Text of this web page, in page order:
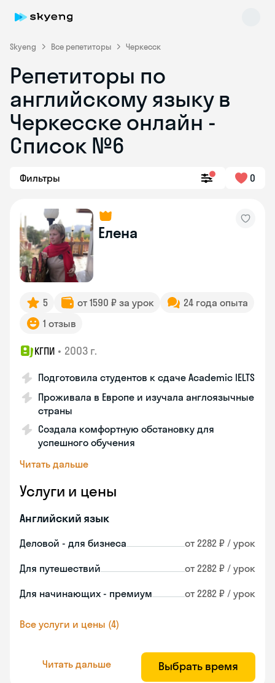
Skyeng Все репетиторы Черкесск
Репетиторы по
английскому языку в
Черкесске онлайн -
Список №6
Фильтры 0
Елена
5 от 1590 ₽ за урок
24 года опыта
1 отзыв
КГПИ • 2003 г.
Подготовила студентов к сдаче Academic IELTS
Проживала в Европе и изучала англоязычные
страны
Создала комфортную обстановку для
успешного обучения
Читать дальше
Услуги и цены
Английский язык
Деловой - для бизнеса от 2282 ₽ / урок
Для путешествий от 2282 ₽ / урок
Для начинающих - премиум от 2282 ₽ / урок
Все услуги и цены (4)
Читать дальше Выбрать время